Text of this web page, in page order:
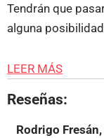
Tendrán que
alguna
LEER MÁS
Reseñas:
Rodrigo